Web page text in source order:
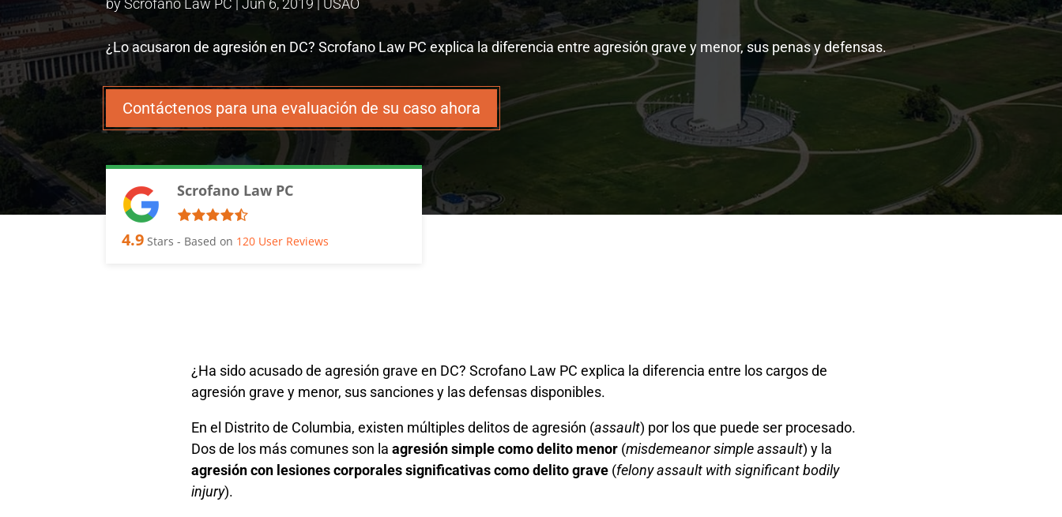
byScrofano Law PC |Jun 6, 2019 | USAO
¿Lo acusaron de agresión en DC? Scrofano Law PC explica la diferencia entre agresión grave y menor, sus penas y defensas.
Contáctenos para una evaluación de su caso ahora
Scrofano Law PC
4.9 Stars - Based on 120 User Reviews
¿Ha sido acusado de agresión grave en DC? Scrofano Law PC explica la diferencia entre los cargos de
agresión grave y menor, sus sanciones y las defensas disponibles.
En el Distrito de Columbia, existen múltiples delitos de agresión (assault) por los que puede ser procesado.
Dos de los más comunes son la agresión simple como delito menor(misdemeanor simple assault) y la
agresión con lesiones corporales significativas como delito grave(felony assault with significant bodily
injury).